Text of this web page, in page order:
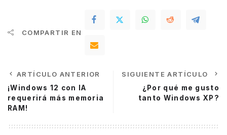
COMPARTIR EN
ARTÍCULO ANTERIOR
¡Windows 12 con IA
requerirá más memoria
RAM!
SIGUIENTE ARTÍCULO
¿Por qué me gusto
tanto Windows XP?